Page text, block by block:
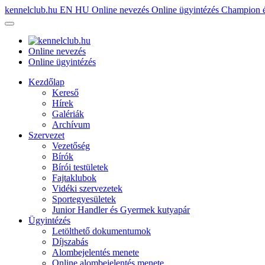
kennelclub.hu EN HU Online nevezés Online ügyintézés Champion
Online nevezés
Online ügyintézés
Kezdőlap
Kereső
Hírek
Galériák
Archívum
Szervezet
Vezetőség
Bírók
Bírói testületek
Fajtaklubok
Vidéki szervezetek
Sportegyesületek
Junior Handler és Gyermek kutyapár
Ügyintézés
Letölthető dokumentumok
Díjszabás
Alombejelentés menete
Online alombejelentés menete